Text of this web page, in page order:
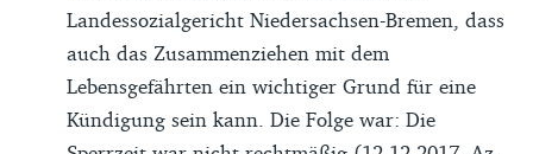
Landessozialgericht Niedersachsen-Bremen, dass
auch das Zusammenziehen mit dem
Lebensgefährten ein wichtiger Grund für eine
Kündigung sein kann. Die Folge war: Die